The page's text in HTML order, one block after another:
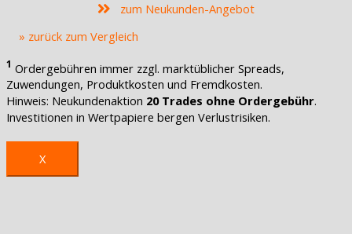
zum Neukunden-Angebot
» zurück zum Vergleich
1 Ordergebühren immer zzgl. marktüblicher Spreads,
Zuwendungen, Produktkosten und Fremdkosten.
Hinweis: Neukundenaktion 20 Trades ohne Ordergebühr.
Investitionen in Wertpapiere bergen Verlustrisiken.
X